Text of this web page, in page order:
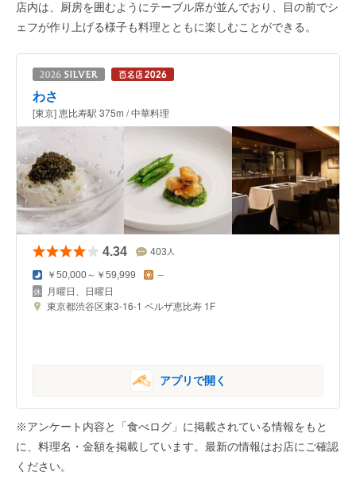
店内は、厨房を囲むようにテーブル席が並んでおり、目の前でシ
ェフが作り上げる様子も料理とともに楽しむことができる。
わさ
[東京] 恵比寿駅 375m / 中華料理
4.34 403 人
￥50,000～￥59,999 –
月曜日、日曜日
東京都渋谷区東3-16-1 ベルザ恵比寿 1F
アプリで開く
※アンケート内容と「食べログ」に掲載されている情報をもと
に、料理名・金額を掲載しています。最新の情報はお店にご確認
ください。